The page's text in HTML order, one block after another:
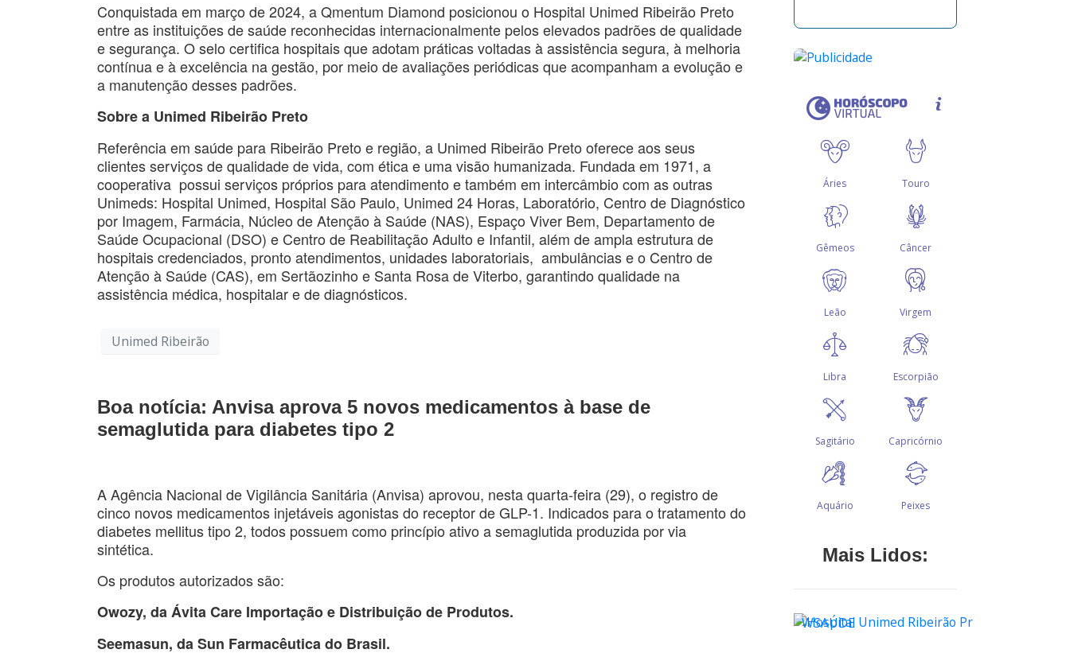
Conquistada em março de 2024, a Qmentum Diamond posicionou o Hospital Unimed Ribeirão Preto
entre as instituições de saúde reconhecidas internacionalmente pelos elevados padrões de qualidade
e segurança. O selo certifica hospitais que adotam práticas voltadas à assistência segura, à melhoria
contínua e à excelência na gestão, por meio de avaliações periódicas que acompanham a evolução e
a manutenção desses padrões.
Sobre a Unimed Ribeirão Preto
Referência em saúde para Ribeirão Preto e região, a Unimed Ribeirão Preto oferece aos seus
clientes serviços de qualidade de vida, com ética e uma visão humanizada. Fundada em 1971, a
cooperativa possui serviços próprios para atendimento e também em intercâmbio com as outras
Unimeds: Hospital Unimed, Hospital São Paulo, Unimed 24 Horas, Laboratório, Centro de Diagnóstico
por Imagem, Farmácia, Núcleo de Atenção à Saúde (NAS), Espaço Viver Bem, Departamento de
Saúde Ocupacional (DSO) e Centro de Reabilitação Adulto e Infantil, além de ampla estrutura de
hospitais credenciados, pronto atendimentos, unidades laboratoriais, ambulâncias e o Centro de
Atenção à Saúde (CAS), em Sertãozinho e Santa Rosa de Viterbo, garantindo qualidade na
assistência médica, hospitalar e de diagnósticos.
Unimed Ribeirão
Boa notícia: Anvisa aprova 5 novos medicamentos à base de
semaglutida para diabetes tipo 2
A Agência Nacional de Vigilância Sanitária (Anvisa) aprovou, nesta quarta-feira (29), o registro de
cinco novos medicamentos injetáveis agonistas do receptor de GLP-1. Indicados para o tratamento do
diabetes mellitus tipo 2, todos possuem como princípio ativo a semaglutida produzida por via
sintética.
Os produtos autorizados são:
Owozy, da Ávita Care Importação e Distribuição de Produtos.
Seemasun, da Sun Farmacêutica do Brasil.
Mais Lidos:
WSAÚDE